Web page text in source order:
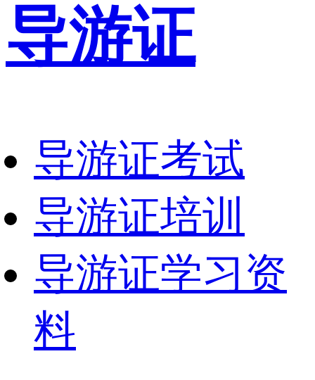
导游证
导游证考试
导游证培训
导游证学习资
料